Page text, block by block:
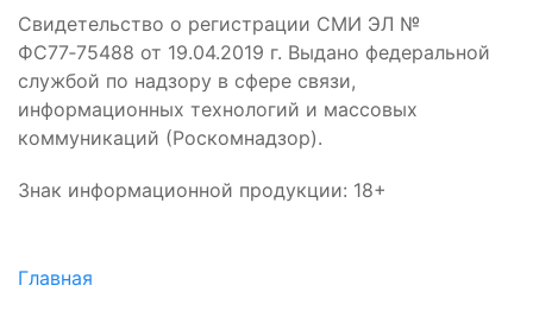
Свидетельство о регистрации СМИ ЭЛ №
ФС77‑75488 от 19.04.2019 г. Выдано федеральной
службой по надзору в сфере связи,
информационных технологий и массовых
коммуникаций (Роскомнадзор).
Знак информационной продукции: 18+
Главная